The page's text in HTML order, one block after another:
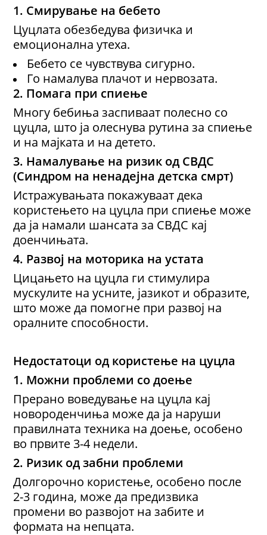
1. Смирување на бебето
Цуцлата обезбедува физичка и
емоционална утеха.
Бебето се чувствува сигурно.
Го намалува плачот и нервозата.
2. Помага при спиење
Многу бебиња заспиваат полесно со
цуцла, што ја олеснува рутина за спиење
и на мајката и на детето.
3. Намалување на ризик од СВДС
(Синдром на ненадејна детска смрт)
Истражувањата покажуваат дека
користењето на цуцла при спиење може
да ја намали шансата за СВДС кај
доенчињата.
4. Развој на моторика на устата
Цицањето на цуцла ги стимулира
мускулите на усните, јазикот и образите,
што може да помогне при развој на
оралните способности.
Недостатоци од користење на цуцла
1. Можни проблеми со доење
Прерано воведување на цуцла кај
новороденчиња може да ја наруши
правилната техника на доење, особено
во првите 3-4 недели.
2. Ризик од забни проблеми
Долгорочно користење, особено после
2-3 година, може да предизвика
промени во развојот на забите и
формата на непцата.